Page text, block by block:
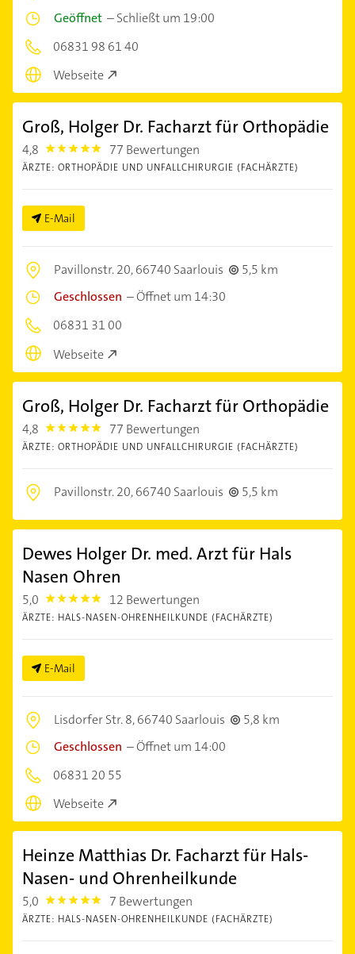
Geöffnet –Schließt um 19:00
06831 98 61 40
Webseite
Groß, Holger Dr. Facharzt für Orthopädie
4,8 4.8 77 Bewertungen
ÄRZTE: ORTHOPÄDIE UND UNFALLCHIRURGIE (FACHÄRZTE)
E-Mail
Pavillonstr. 20,66740 Saarlouis
5,5 km
Geschlossen –Öffnet um 14:30
06831 31 00
Webseite
Groß, Holger Dr. Facharzt für Orthopädie
4,8 4.8 77 Bewertungen
ÄRZTE: ORTHOPÄDIE UND UNFALLCHIRURGIE (FACHÄRZTE)
Pavillonstr. 20,66740 Saarlouis 5,5 km
Dewes Holger Dr. med. Arzt für Hals
Nasen Ohren
5,0 5.0 12 Bewertungen
ÄRZTE: HALS-NASEN-OHRENHEILKUNDE (FACHÄRZTE)
E-Mail
Lisdorfer Str. 8,66740 Saarlouis
5,8 km
Geschlossen –Öffnet um 14:00
06831 20 55
Webseite
Heinze Matthias Dr. Facharzt für Hals-
Nasen- und Ohrenheilkunde
5,0 5.0 7 Bewertungen
ÄRZTE: HALS-NASEN-OHRENHEILKUNDE (FACHÄRZTE)